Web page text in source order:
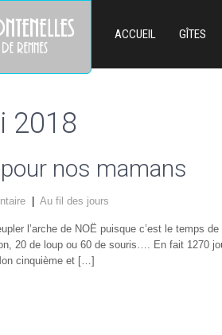
ACCUEIL GÎTES
2018
nos mamans
Au fil des jours
l’arche de NOË puisque c’est le temps
20 de loup ou 60 de souris…. En fait 1270
cinquième et […]